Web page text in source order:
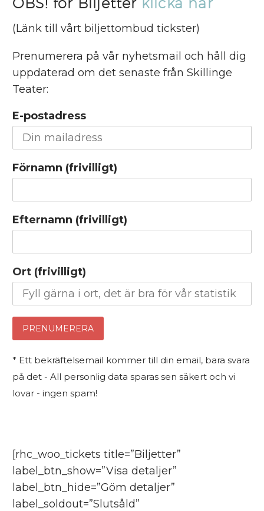
(Länk till vårt biljettombud tickster)
Prenumerera på vår nyhetsmail och håll dig
uppdaterad om det senaste från Skillinge
Teater:
E-postadress
Förnamn (frivilligt)
Efternamn (frivilligt)
Ort (frivilligt)
* Ett bekräftelsemail kommer till din email, bara svara
på det - All personlig data sparas sen säkert och vi
lovar - ingen spam!
[rhc_woo_tickets title=”Biljetter”
label_btn_show=”Visa detaljer”
label_btn_hide=”Göm detaljer”
label_soldout=”Slutsåld”